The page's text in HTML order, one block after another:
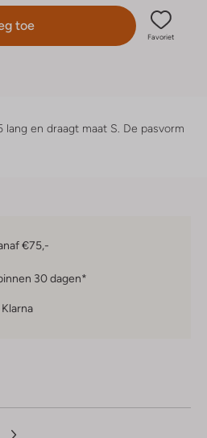
toe
Favoriet
lang en draagt maat S. De pasvorm
€75,-
30 dagen*